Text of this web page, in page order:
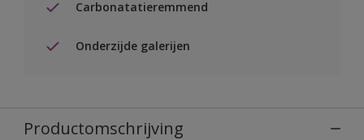
Carbonatatieremmend
Onderzijde galerijen
Productomschrijving